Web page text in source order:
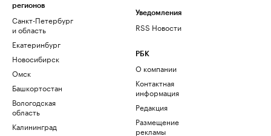
регионов
Санкт-Петербург
и область
Екатеринбург
Новосибирск
Омск
Башкортостан
Вологодская
область
Калининград
Уведомления
RSS Новости
РБК
О компании
Контактная
информация
Редакция
Размещение
рекламы